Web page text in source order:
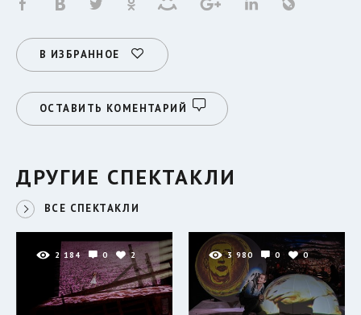
В ИЗБРАННОЕ
ОСТАВИТЬ КОМЕНТАРИЙ
ДРУГИЕ СПЕКТАКЛИ
ВСЕ СПЕКТАКЛИ
2 184 0 2 3 980 0 0